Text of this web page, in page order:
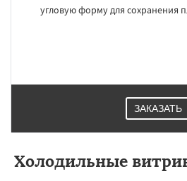
угловую форму для сохранения
ЗАКАЗАТЬ
Холодильные